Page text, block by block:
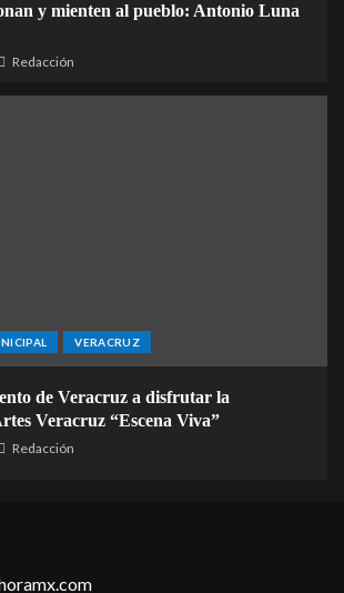
y mienten al pueblo: Antonio Luna
Redacción
VERACRUZ
de Veracruz a disfrutar la
Veracruz “Escena Viva”
Redacción